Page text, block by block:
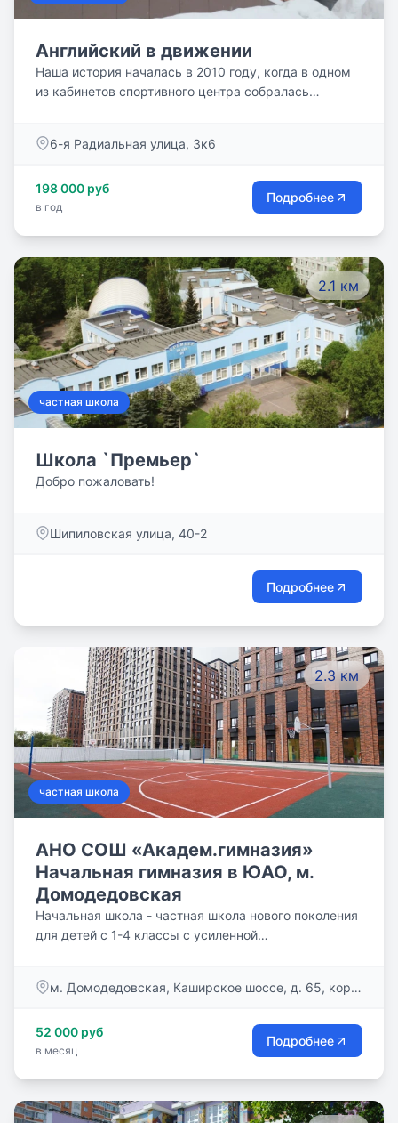
Английский в движении
Наша история началась в 2010 году, когда в одном
из кабинетов спортивного центра собралась
языку, а также безупречную профессиональную
частицу себя в наше новое общее дело.
6-я Радиальная улица, 3к6
198 000 руб
в год
Подробнее
2.1 км
частная школа
Школа `Премьер`
Добро пожаловать!
Шипиловская улица, 40-2
Подробнее
2.3 км
частная школа
АНО СОШ «Академ.гимназия»
Начальная гимназия в ЮАО, м.
Домодедовская
Начальная школа - частная школа нового поколения
для детей с 1-4 классы с усиленной
языка c 1-го класса. Школа является составной
СОШ «Академическая гимназия»: Детский сад —
Подготовка к школе — Начальная школа — Средняя
м. Домодедовская, Каширское шоссе, д. 65, корп.
52 000 руб
в месяц
Подробнее